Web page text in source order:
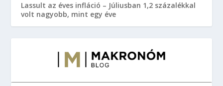
Lassult az éves infláció – Júliusban 1,2 százalékkal
volt nagyobb, mint egy éve